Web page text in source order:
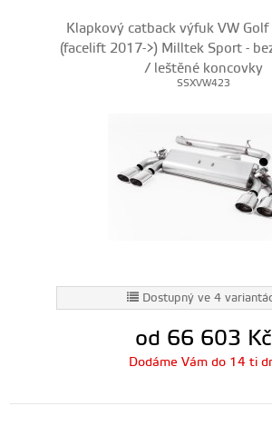
Klapkový catback výfuk VW Golf
(facelift 2017->) Milltek Sport -
/ leštěné koncovky
SSXVW423
Dostupný ve 4
od 66 603 Kč
Dodáme Vám do 14 ti